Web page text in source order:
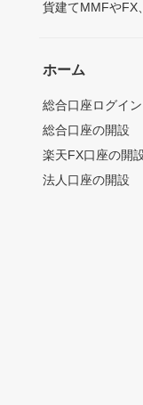
貨建てMMFやFX
ホーム
総合口座ログイン
総合口座の開設
楽天FX口座の開
法人口座の開設